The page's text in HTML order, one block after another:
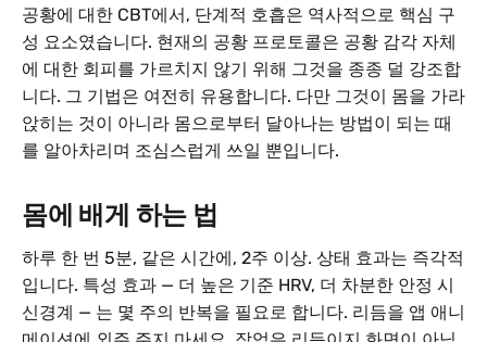
공황에 대한 CBT에서, 단계적 호흡은 역사적으로 핵심 구
성 요소였습니다. 현재의 공황 프로토콜은 공황 감각 자체
에 대한 회피를 가르치지 않기 위해 그것을 종종 덜 강조합
니다. 그 기법은 여전히 유용합니다. 다만 그것이 몸을 가라
앉히는 것이 아니라 몸으로부터 달아나는 방법이 되는 때
를 알아차리며 조심스럽게 쓰일 뿐입니다.
몸에 배게 하는 법
하루 한 번 5분, 같은 시간에, 2주 이상. 상태 효과는 즉각적
입니다. 특성 효과 — 더 높은 기준 HRV, 더 차분한 안정 시
신경계 — 는 몇 주의 반복을 필요로 합니다. 리듬을 앱 애니